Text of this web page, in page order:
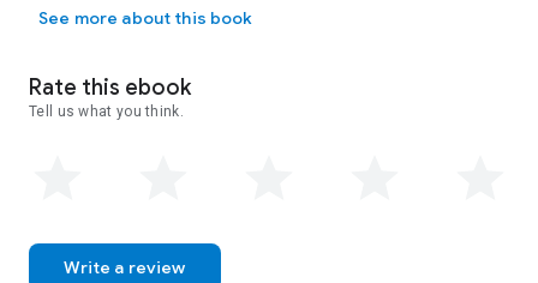
究，我们得知西方知识界也在反思和重建中从历史中获得对当下
陷阱的同时建立我们自己的历史诠释和话语主体。
See more about this book
Rate this ebook
Tell us what you think.
Write a review